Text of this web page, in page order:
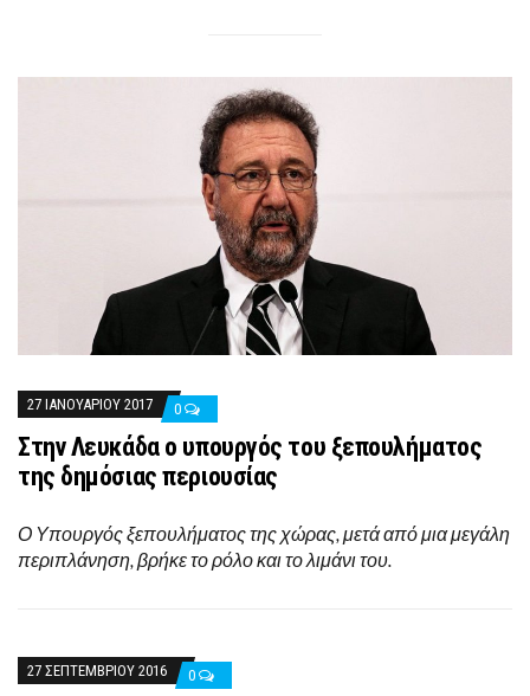
27 ΙΑΝΟΥΑΡΊΟΥ 2017 0
Στην Λευκάδα ο υπουργός του ξεπουλήματος
της δημόσιας περιουσίας
Ο Υπουργός ξεπουλήματος της χώρας, μετά από μια μεγάλη
περιπλάνηση, βρήκε το ρόλο και το λιμάνι του.
27 ΣΕΠΤΕΜΒΡΊΟΥ 2016 0